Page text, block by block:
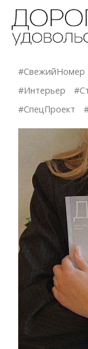
#СвежийНомер
#Интерьер
#СпецПроект